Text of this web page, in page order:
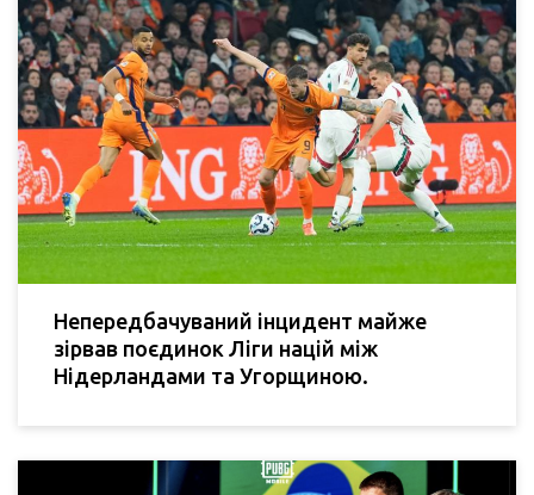
Непередбачуваний інцидент майже
зірвав поєдинок Ліги націй між
Нідерландами та Угорщиною.